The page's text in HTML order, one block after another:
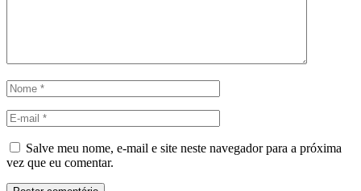
Salve meu nome, e-mail e site neste navegador para a próxima
vez que eu comentar.